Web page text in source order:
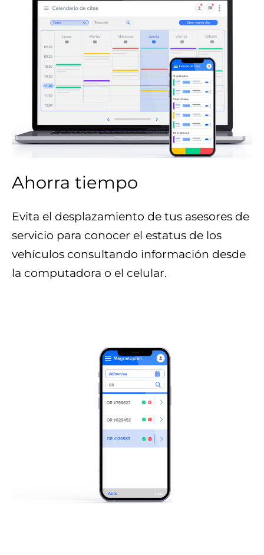
Ahorra tiempo
Evita el desplazamiento de tus asesores de
servicio para conocer el estatus de los
vehículos consultando información desde
la computadora o el celular.